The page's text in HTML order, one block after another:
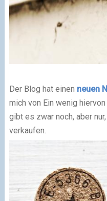
Der Blog hat einen neuen
mich von Ein wenig
gibt es zwar noch, aber
verkaufen.